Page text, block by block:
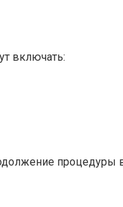
включать:
процедуры